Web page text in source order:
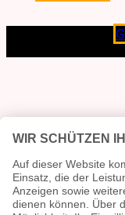
Lokalen verpflichtet.